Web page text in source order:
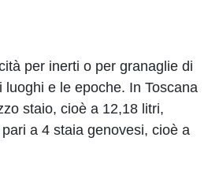
per inerti o per granaglie di
e le epoche. In Toscana
staio, cioè a 12,18 litri,
a 4 staia genovesi, cioè a